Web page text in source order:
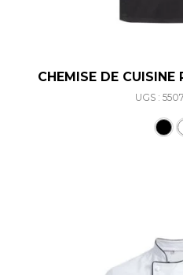
CHEMISE DE CUISINE
UGS :